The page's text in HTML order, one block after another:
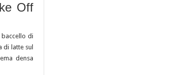
Off
di
di latte sul
densa